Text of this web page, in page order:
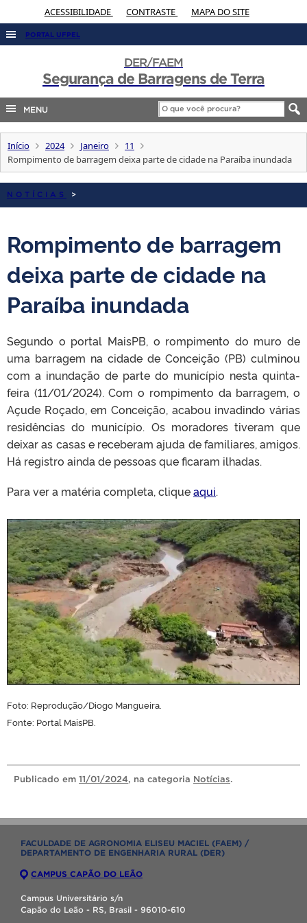
ACESSIBILIDADE CONTRASTE MAPA DO SITE
PORTAL UFPEL
AUDITORIA
EDITAIS
INTERNACIONAL
OUVIDORIA
TELEFONES
DER/FAEM
Segurança de Barragens de Terra
MENU
Início 2024 Janeiro
11
Rompimento de barragem deixa parte de cidade na Paraíba inundada
NOTÍCIAS >
Rompimento de barragem
deixa parte de cidade na
Paraíba inundada
Segundo o portal MaisPB, o rompimento do muro de
uma barragem na cidade de Conceição (PB) culminou
com a inundação de parte do município nesta quinta-
feira (11/01/2024). Com o rompimento da barragem, o
Açude Roçado, em Conceição, acabou invadindo várias
residências do município. Os moradores tiveram que
deixar as casas e receberam ajuda de familiares, amigos.
Há registro ainda de pessoas que ficaram ilhadas.
Para ver a matéria completa, cliqueaqui.
Foto: Reprodução/Diogo Mangueira.
Fonte: Portal MaisPB.
Publicado em 11/01/2024, na categoria Notícias.
FACULDADE DE AGRONOMIA ELISEU MACIEL (FAEM) /
DEPARTAMENTO DE ENGENHARIA RURAL (DER)
CAMPUS CAPÃO DO LEÃO
Campus Universitário s/n
Capão do Leão - RS, Brasil - 96010-610